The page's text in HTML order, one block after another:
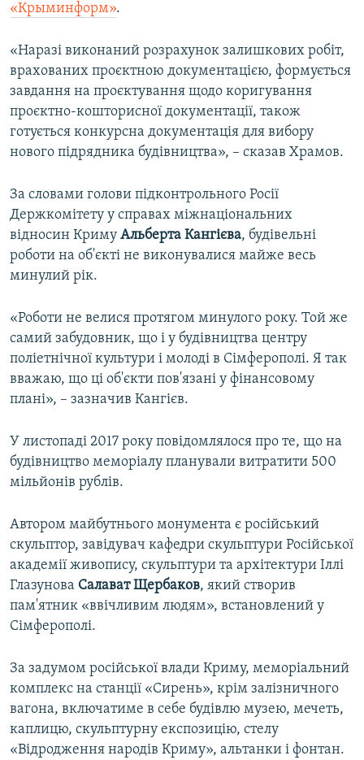
«Крыминформ».
«Наразі виконаний розрахунок залишкових робіт,
врахованих проєктною документацією, формується
завдання на проєктування щодо коригування
проєктно-кошторисної документації, також
готується конкурсна документація для вибору
нового підрядника будівництва», – сказав Храмов.
За словами голови підконтрольного Росії
Держкомітету у справах міжнаціональних
відносин Криму Альберта Кангієва, будівельні
роботи на об'єкті не виконувалися майже весь
минулий рік.
«Роботи не велися протягом минулого року. Той же
самий забудовник, що і у будівництва центру
поліетнічної культури і молоді в Сімферополі. Я так
вважаю, що ці об'єкти пов'язані у фінансовому
плані», – зазначив Кангієв.
У листопаді 2017 року повідомлялося про те, що на
будівництво меморіалу планували витратити 500
мільйонів рублів.
Автором майбутнього монумента є російський
скульптор, завідувач кафедри скульптури Російської
академії живопису, скульптури та архітектури Іллі
Глазунова Салават Щербаков, який створив
пам'ятник «ввічливим людям», встановлений у
Сімферополі.
За задумом російської влади Криму, меморіальний
комплекс на станції «Сирень», крім залізничного
вагона, включатиме в себе будівлю музею, мечеть,
каплицю, скульптурну експозицію, стелу
«Відродження народів Криму», альтанки і фонтан.